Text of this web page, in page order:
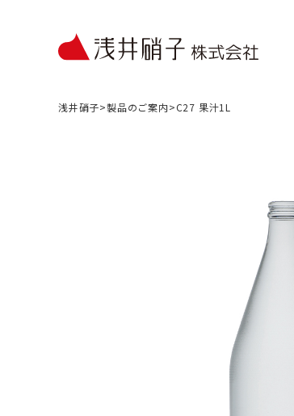
浅井硝子>製品のご案内>C27 果汁1L